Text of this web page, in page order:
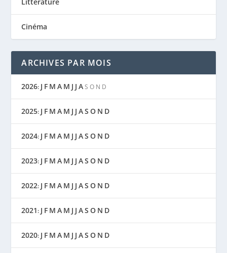
Cinéma
ARCHIVES PAR MOIS
2026: J F M A M J J A S O N D
2025: J F M A M J J AS O N D
2024: J F M A M J J AS O N D
2023: J F M A M J J AS O N D
2022: J F M A M J J AS O N D
2021: J F M A M J J AS O N D
2020: J F M A M J J AS O N D